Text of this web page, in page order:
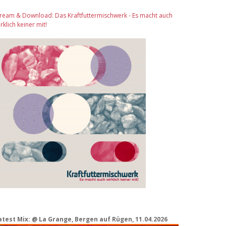
& Download: Das Kraftfuttermischwerk - Es macht auch
keiner mit!
Mix: @ La Grange, Bergen auf Rügen, 11.04.2026